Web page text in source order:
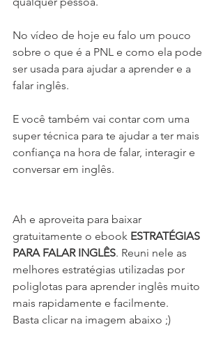
No vídeo de hoje eu falo um pouco
sobre o que é a PNL e como ela pode
ser usada para ajudar a aprender e a
falar inglês.
E você também vai contar com uma
super técnica para te ajudar a ter mais
confiança na hora de falar, interagir e
conversar em inglês.
Ah e aproveita para baixar
gratuitamente o ebook ESTRATÉGIAS
PARA FALAR INGLÊS. Reuni nele as
melhores estratégias utilizadas por
poliglotas para aprender inglês muito
mais rapidamente e facilmente.
Basta clicar na imagem abaixo ;)